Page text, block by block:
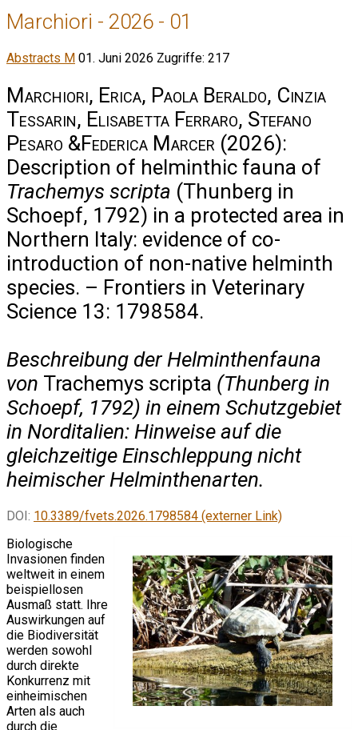
Marchiori - 2026 - 01
Abstracts M 01. Juni 2026 Zugriffe: 217
Marchiori, Erica, Paola Beraldo, Cinzia
Tessarin, Elisabetta Ferraro, Stefano
Pesaro &Federica Marcer (2026):
Description of helminthic fauna of
Trachemys scripta (Thunberg in
Schoepf, 1792) in a protected area in
Northern Italy: evidence of co-
introduction of non-native helminth
species. – Frontiers in Veterinary
Science 13: 1798584.
Beschreibung der Helminthenfauna
von Trachemys scripta (Thunberg in
Schoepf, 1792) in einem Schutzgebiet
in Norditalien: Hinweise auf die
gleichzeitige Einschleppung nicht
heimischer Helminthenarten.
DOI: 10.3389/fvets.2026.1798584 (externer Link)
Biologische
Invasionen finden
weltweit in einem
beispiellosen
Ausmaß statt. Ihre
Auswirkungen auf
die Biodiversität
werden sowohl
durch direkte
Konkurrenz mit
einheimischen
Arten als auch
durch die